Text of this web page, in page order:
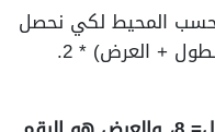
المحيط لكي نحصل